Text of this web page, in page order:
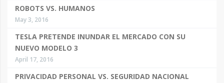
ROBOTS VS. HUMANOS
May 3, 2016
TESLA PRETENDE INUNDAR EL MERCADO CON SU
NUEVO MODELO 3
April 17, 2016
PRIVACIDAD PERSONAL VS. SEGURIDAD NACIONAL